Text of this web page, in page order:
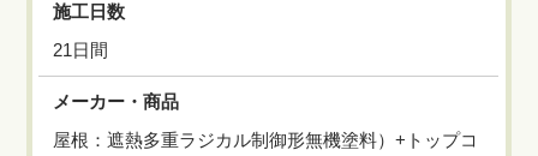
施工日数
21日間
メーカー・商品
屋根：遮熱多重ラジカル制御形無機塗料）+トップコ